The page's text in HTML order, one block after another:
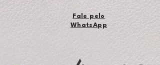
Fale pelo
WhatsApp